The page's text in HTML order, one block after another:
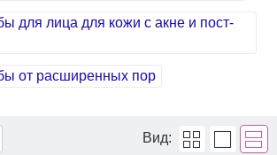
для лица для кожи с акне и пост-
от расширенных пор
Вид: